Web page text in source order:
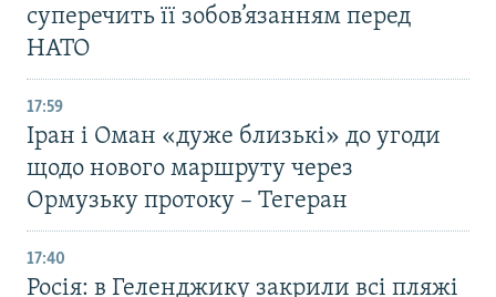
суперечить її зобов’язанням перед
НАТО
17:59
Іран і Оман «дуже близькі» до угоди
щодо нового маршруту через
Ормузьку протоку – Тегеран
17:40
Росія: в Геленджику закрили всі пляжі